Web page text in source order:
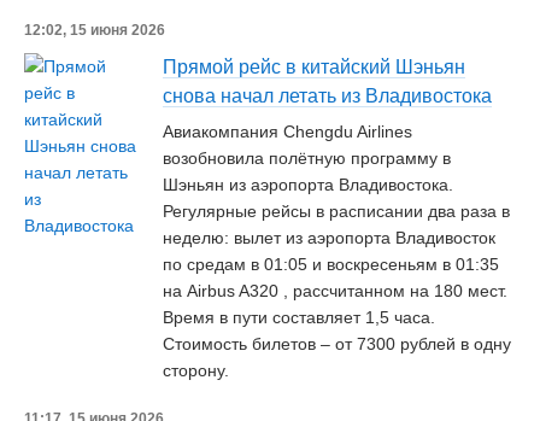
12:02, 15 июня 2026
Прямой рейс в китайский Шэньян
снова начал летать из Владивостока
Авиакомпания Chengdu Airlines
возобновила полётную программу в
Шэньян из аэропорта Владивостока.
Регулярные рейсы в расписании два раза в
неделю: вылет из аэропорта Владивосток
по средам в 01:05 и воскресеньям в 01:35
на Airbus A320 , рассчитанном на 180 мест.
Время в пути составляет 1,5 часа.
Стоимость билетов – от 7300 рублей в одну
сторону.